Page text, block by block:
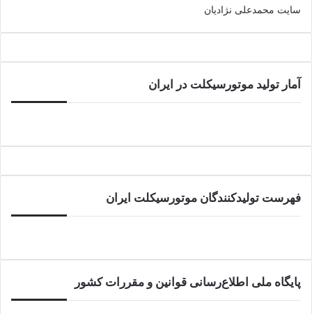
سایت محمدعلی نژادیان
آمار تولید موتورسیکلت در ایران
فهرست تولیدکنندگان موتورسیکلت ایران
پایگاه ملی اطلاع‌رسانی قوانین و مقررات کشور